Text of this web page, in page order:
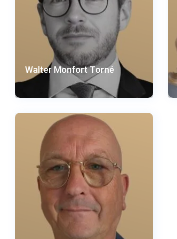
Walter Monfort Torné